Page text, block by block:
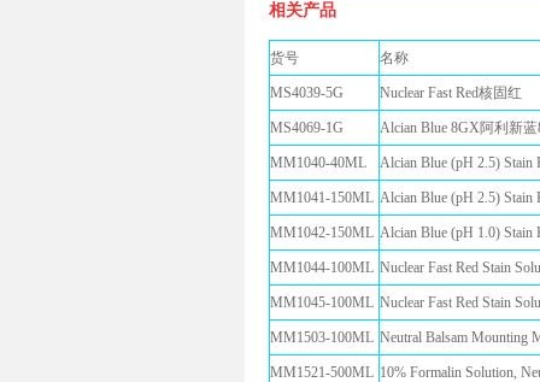
相关产品
货号 名称
MS4039-5G Nuclear Fast Red核固红
MS4069-1G Alcian Blue 8GX阿利新
MM1040-40ML Alcian Blue (pH 2.5)
MM1041-150ML Alcian Blue (pH 2.5)
MM1042-150ML Alcian Blue (pH 1.0)
MM1044-100ML Nuclear Fast Red Stain
MM1045-100ML Nuclear Fast Red Stain
MM1503-100ML Neutral Balsam Mounting
MM1521-500ML 10% Formalin Solution,